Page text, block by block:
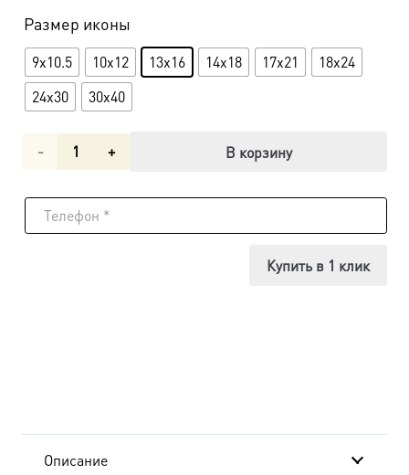
Размер иконы
9x10.5 10x12 13x16 14x18 17x21
18x24
24x30
30x40
Количество
Неувядаемый
В корзину
Купить в 1 клик
Описание